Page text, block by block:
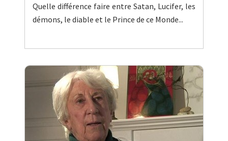
Quelle différence faire entre Satan, Lucifer, les
démons, le diable et le Prince de ce Monde...